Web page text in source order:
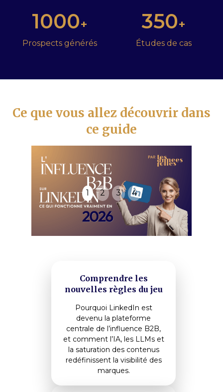
1000+
Prospects générés
350+
Études de cas
Ce que vous allez découvrir dans
ce guide
1 2 3 4
Comprendre les
nouvelles règles du jeu
Pourquoi LinkedIn est
devenu la plateforme
centrale de l’influence B2B,
et comment l’IA, les LLMs et
la saturation des contenus
redéfinissent la visibilité des
marques.